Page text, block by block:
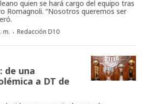
quien se hará cargo del equipo tras
Romagnoli. “Nosotros queremos ser
m. · Redacción D10
de una
a DT de